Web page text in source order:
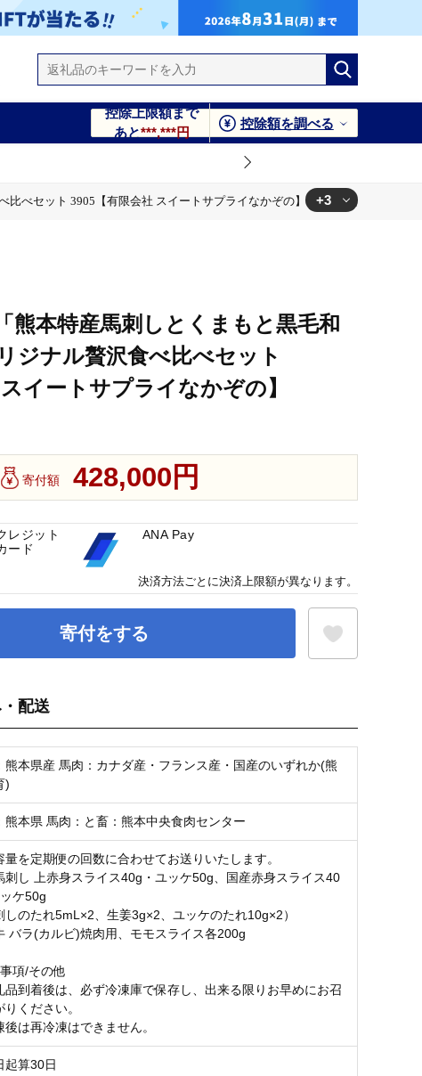
控除上限額まで
あと***,***円
控除額を調べる
べセット 3905【有限会社 スイートサプライなかぞの】 [ZDT149]
+3
熊本特産馬刺しとくまもと黒毛和
ジナル贅沢食べ比べセット
イートサプライなかぞの】
寄付額 428,000円
寄付をする
配送
熊本県産 馬肉：カナダ産・フランス産・国産のいずれか(熊
)
熊本県 馬肉：と畜：熊本中央食肉センター
量を定期便の回数に合わせてお送りいたします。
刺し 上赤身スライス40g・ユッケ50g、国産赤身スライス40
ケ50g
しのたれ5mL×2、生姜3g×2、ユッケのたれ10g×2）
バラ(カルビ)焼肉用、モモスライス各200g
項/その他
品到着後は、必ず冷凍庫で保存し、出来る限りお早めにお召
りください。
後は再冷凍はできません。
起算30日
レジット
ード
ANA Pay
決済方法ごとに決済上限額が異なります。